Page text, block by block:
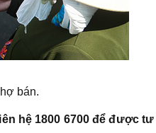
bán.
hệ 1800 6700 để được